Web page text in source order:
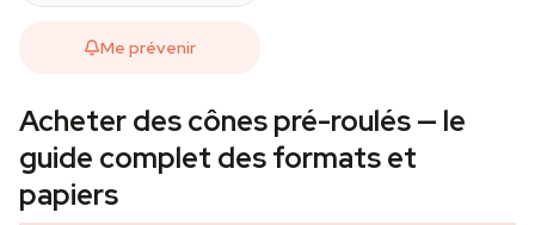
Me prévenir
Acheter des cônes pré-roulés — le
guide complet des formats et
papiers